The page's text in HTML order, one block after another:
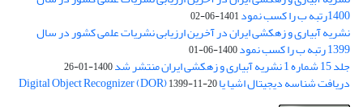
1400رتبه ب را کسب نمود 1401-06-02
نشریه آبیاری و زهکشی ایران در آخرین ارزیابی نشریات علمی کشور در سال
1399 رتبه ب را کسب نمود 1400-06-01
جلد 15 شماره 1 نشریه آبیاری و زهکشی ایران منتشر شد 1400-01-26
دریافت شناسه دیجیتال اشیا یا Digital Object Recognizer (DOR)1399-11-20